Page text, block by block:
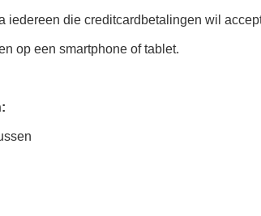
die creditcardbetalingen wil
op een smartphone of tablet.